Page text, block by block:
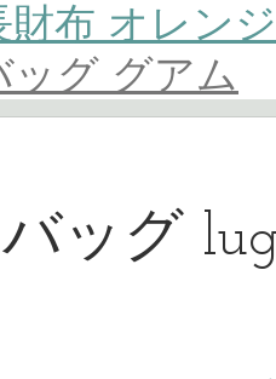
財布 オレンジ
ッグ グアム
ッグ